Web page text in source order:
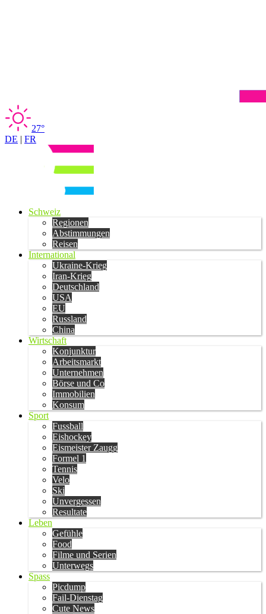
27°
DE | FR
Schweiz
Regionen
Abstimmungen
Reisen
International
Ukraine-Krieg
Iran-Krieg
Deutschland
USA
EU
Russland
China
Wirtschaft
Konjunktur
Arbeitsmarkt
Unternehmen
Börse und Co
Immobilien
Konsum
Sport
Fussball
Eishockey
Eismeister Zaugg
Formel 1
Tennis
Velo
Ski
Unvergessen
Resultate
Leben
Gefühle
Food
Filme und Serien
Unterwegs
Spass
Picdump
Fail-Dienstag
Cute News